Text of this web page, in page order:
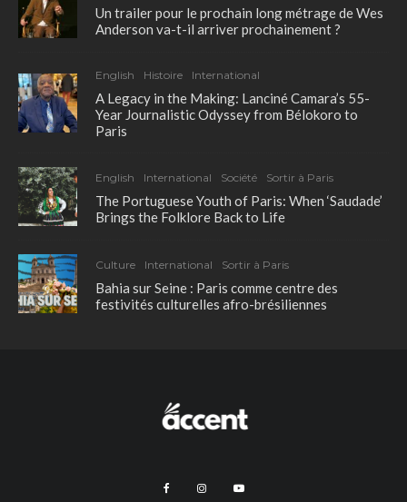
Un trailer pour le prochain long métrage de Wes
Anderson va-t-il arriver prochainement ?
English Histoire International
A Legacy in the Making: Lanciné Camara’s 55-
Year Journalistic Odyssey from Bélokoro to
Paris
English International Société Sortir à Paris
The Portuguese Youth of Paris: When ‘Saudade’
Brings the Folklore Back to Life
Culture International Sortir à Paris
Bahia sur Seine : Paris comme centre des
festivités culturelles afro-brésiliennes